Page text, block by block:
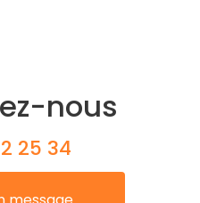
nous
25 34